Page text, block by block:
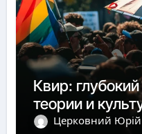
Квир:
теории и
Церковний Юрій